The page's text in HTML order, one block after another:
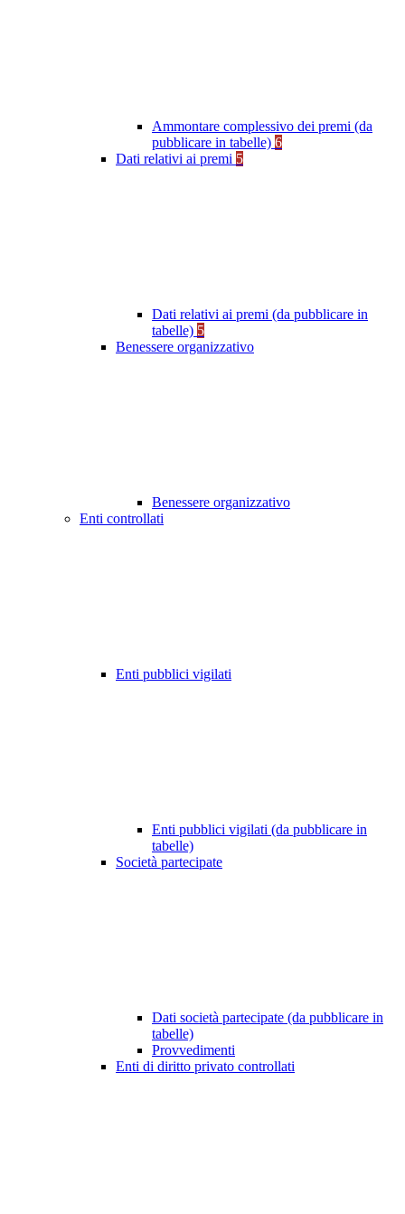
Ammontare complessivo dei premi (da
pubblicare in tabelle) 6
Dati relativi ai premi 5
Dati relativi ai premi (da pubblicare in
tabelle) 5
Benessere organizzativo
Benessere organizzativo
Enti controllati
Enti pubblici vigilati
Enti pubblici vigilati (da pubblicare in
tabelle)
Società partecipate
Dati società partecipate (da pubblicare in
tabelle)
Provvedimenti
Enti di diritto privato controllati